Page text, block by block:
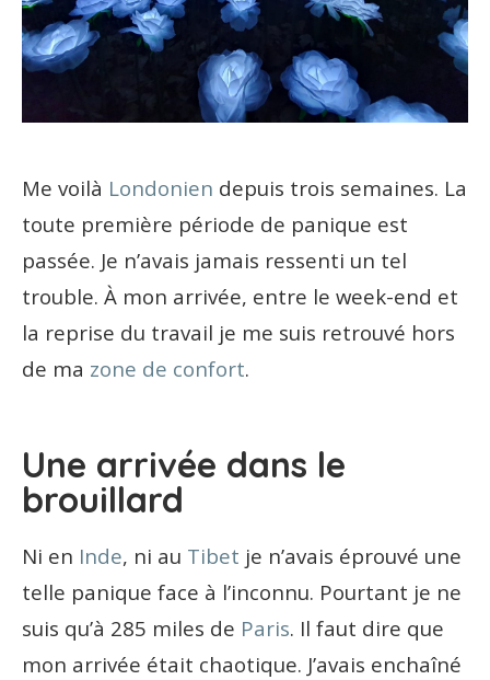
Me voilà Londonien depuis trois semaines. La
toute première période de panique est
passée. Je n’avais jamais ressenti un tel
trouble. À mon arrivée, entre le week-end et
la reprise du travail je me suis retrouvé hors
de ma zone de confort.
Une arrivée dans le
brouillard
Ni en Inde, ni au Tibet je n’avais éprouvé une
telle panique face à l’inconnu. Pourtant je ne
suis qu’à 285 miles de Paris. Il faut dire que
mon arrivée était chaotique. J’avais enchaîné